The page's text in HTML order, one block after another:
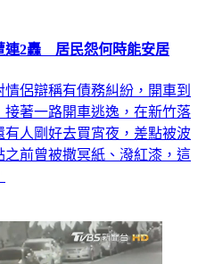
連2轟 居民怨何時能安居
侶辯稱有債務糾紛，開車到
著一路開車逃逸，在新竹落
人剛好去買宵夜，差點被波
前曾被撒冥紙、潑紅漆，這